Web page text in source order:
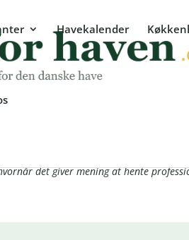
Havekalender
– sådan vælger
det giver mening at hente